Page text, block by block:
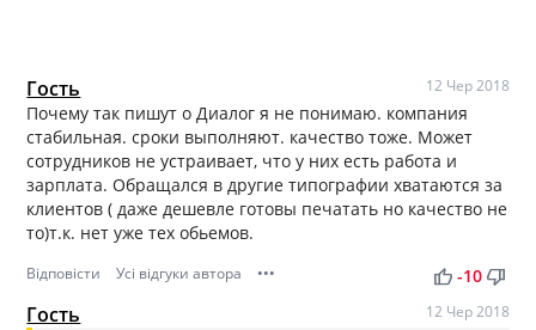
Гость 12 Чер 2018
Почему так пишут о Диалог я не понимаю. компания
стабильная. сроки выполняют. качество тоже. Может
сотрудников не устраивает, что у них есть работа и
зарплата. Обращался в другие типографии хватаются за
клиентов ( даже дешевле готовы печатать но качество не
то)т.к. нет уже тех обьемов.
Відповісти Усі відгуки автора ••• thumb_up thumb_down
-10
Гость 12 Чер 2018